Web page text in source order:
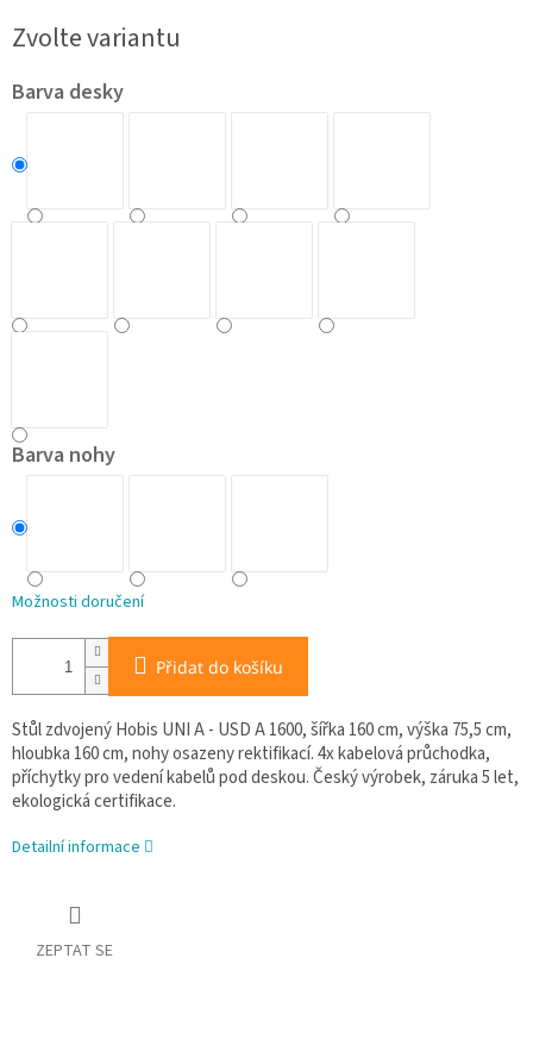
cena:
Zvolte variantu
Barva desky
Barva nohy
Možnosti doručení
Přidat do košíku
Stůl zdvojený Hobis UNI A - USD A 1600, šířka 160 cm, výška 75,5 cm,
hloubka 160 cm, nohy osazeny rektifikací. 4x kabelová průchodka,
příchytky pro vedení kabelů pod deskou. Český výrobek, záruka 5 let,
ekologická certifikace.
Detailní informace
ZEPTAT SE